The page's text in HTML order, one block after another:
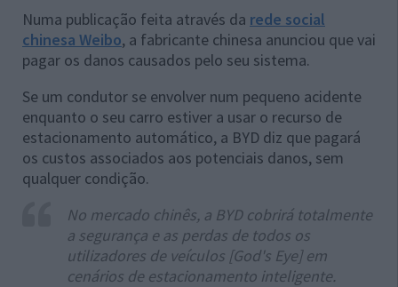
Numa publicação feita através da rede social
chinesa Weibo, a fabricante chinesa anunciou que vai
pagar os danos causados pelo seu sistema.
Se um condutor se envolver num pequeno acidente
enquanto o seu carro estiver a usar o recurso de
estacionamento automático, a BYD diz que pagará
os custos associados aos potenciais danos, sem
qualquer condição.
No mercado chinês, a BYD cobrirá totalmente
a segurança e as perdas de todos os
utilizadores de veículos [God's Eye] em
cenários de estacionamento inteligente.